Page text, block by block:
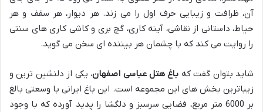
آن، ظرافت و زیبایی حرف اول را می زند. هر دیوار، هر سقف و هر
حیاط، داستانی از نقاشی، آینه کاری، گچ بری و کاشی کاری های سنتی
را روایت می کند که با چشمان هر بیننده ای سخن می گوید.
شاید بتوان گفت که باغ هتل عباسی اصفهان، یکی از دلنشین ترین و
زیباترین بخش های این مجموعه است. این باغ ایرانی با وسعتی بالغ
بر 6000 متر مربع، فضایی سرسبز و دلگشا را پدید آورده که با وجود